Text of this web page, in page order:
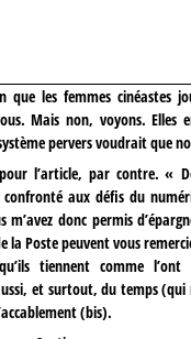
les femmes cinéastes
Mais non, voyons. Elles
pervers voudrait que
l’article, par contre. «
confronté aux défis du
m’avez donc permis
la Poste peuvent vous
tiennent comme
et surtout, du temps (qui
(bis).